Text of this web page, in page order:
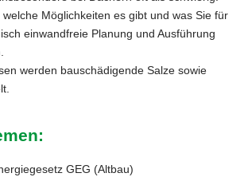
Möglichkeiten es gibt und was Sie für
einwandfreie Planung und Ausführung
werden bauschädigende Salze sowie
GEG (Altbau)